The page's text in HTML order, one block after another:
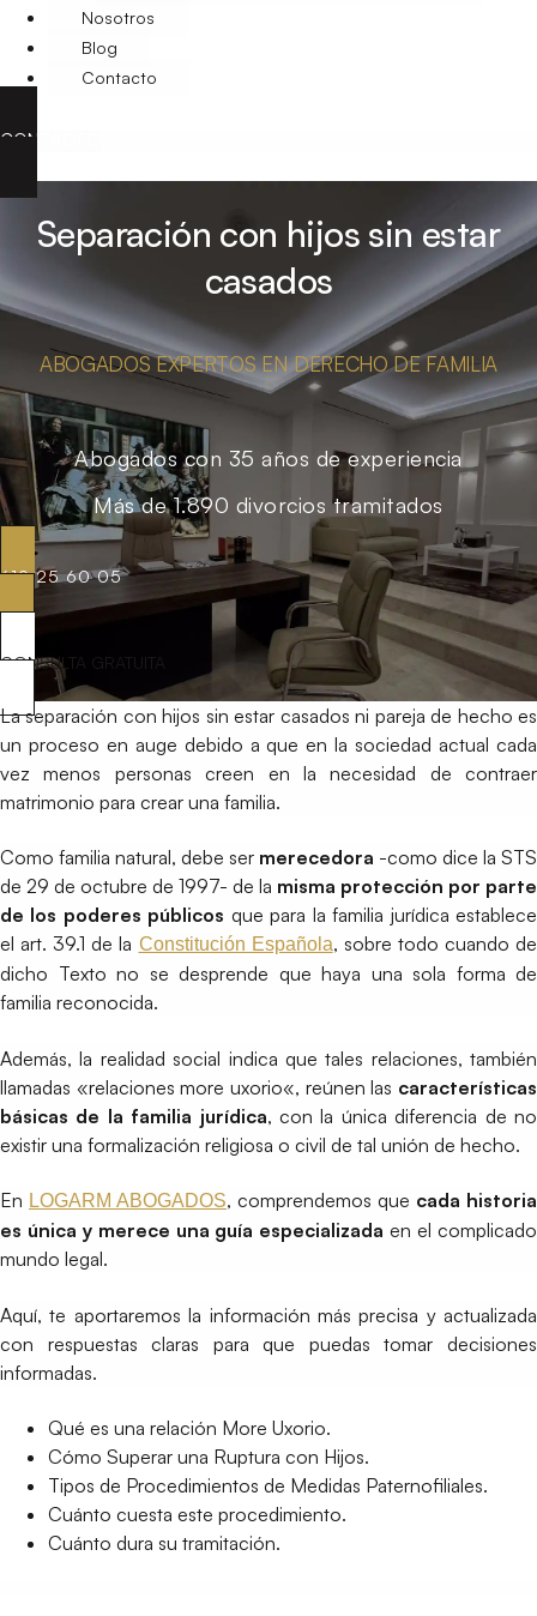
Nosotros
Blog
Contacto
CONTACTO
Separación con hijos sin estar
casados
ABOGADOS EXPERTOS EN DERECHO DE FAMILIA
Abogados con 35 años de experiencia
Más de 1.890 divorcios tramitados
619 25 60 05
CONSULTA GRATUITA
La separación con hijos sin estar casados ni pareja de hecho es
un proceso en auge debido a que en la sociedad actual cada
vez menos personas creen en la necesidad de contraer
matrimonio para crear una familia.
Como familia natural, debe ser merecedora -como dice la STS
de 29 de octubre de 1997- de la misma protección por parte
de los poderes públicos que para la familia jurídica establece
el art. 39.1 de la Constitución Española, sobre todo cuando de
dicho Texto no se desprende que haya una sola forma de
familia reconocida.
Además, la realidad social indica que tales relaciones, también
llamadas «relaciones more uxorio«, reúnen las características
básicas de la familia jurídica, con la única diferencia de no
existir una formalización religiosa o civil de tal unión de hecho.
En LOGARM ABOGADOS, comprendemos que cada historia
es única y merece una guía especializada en el complicado
mundo legal.
Aquí, te aportaremos la información más precisa y actualizada
con respuestas claras para que puedas tomar decisiones
informadas.
Qué es una relación More Uxorio.
Cómo Superar una Ruptura con Hijos.
Tipos de Procedimientos de Medidas Paternofiliales.
Cuánto cuesta este procedimiento.
Cuánto dura su tramitación.